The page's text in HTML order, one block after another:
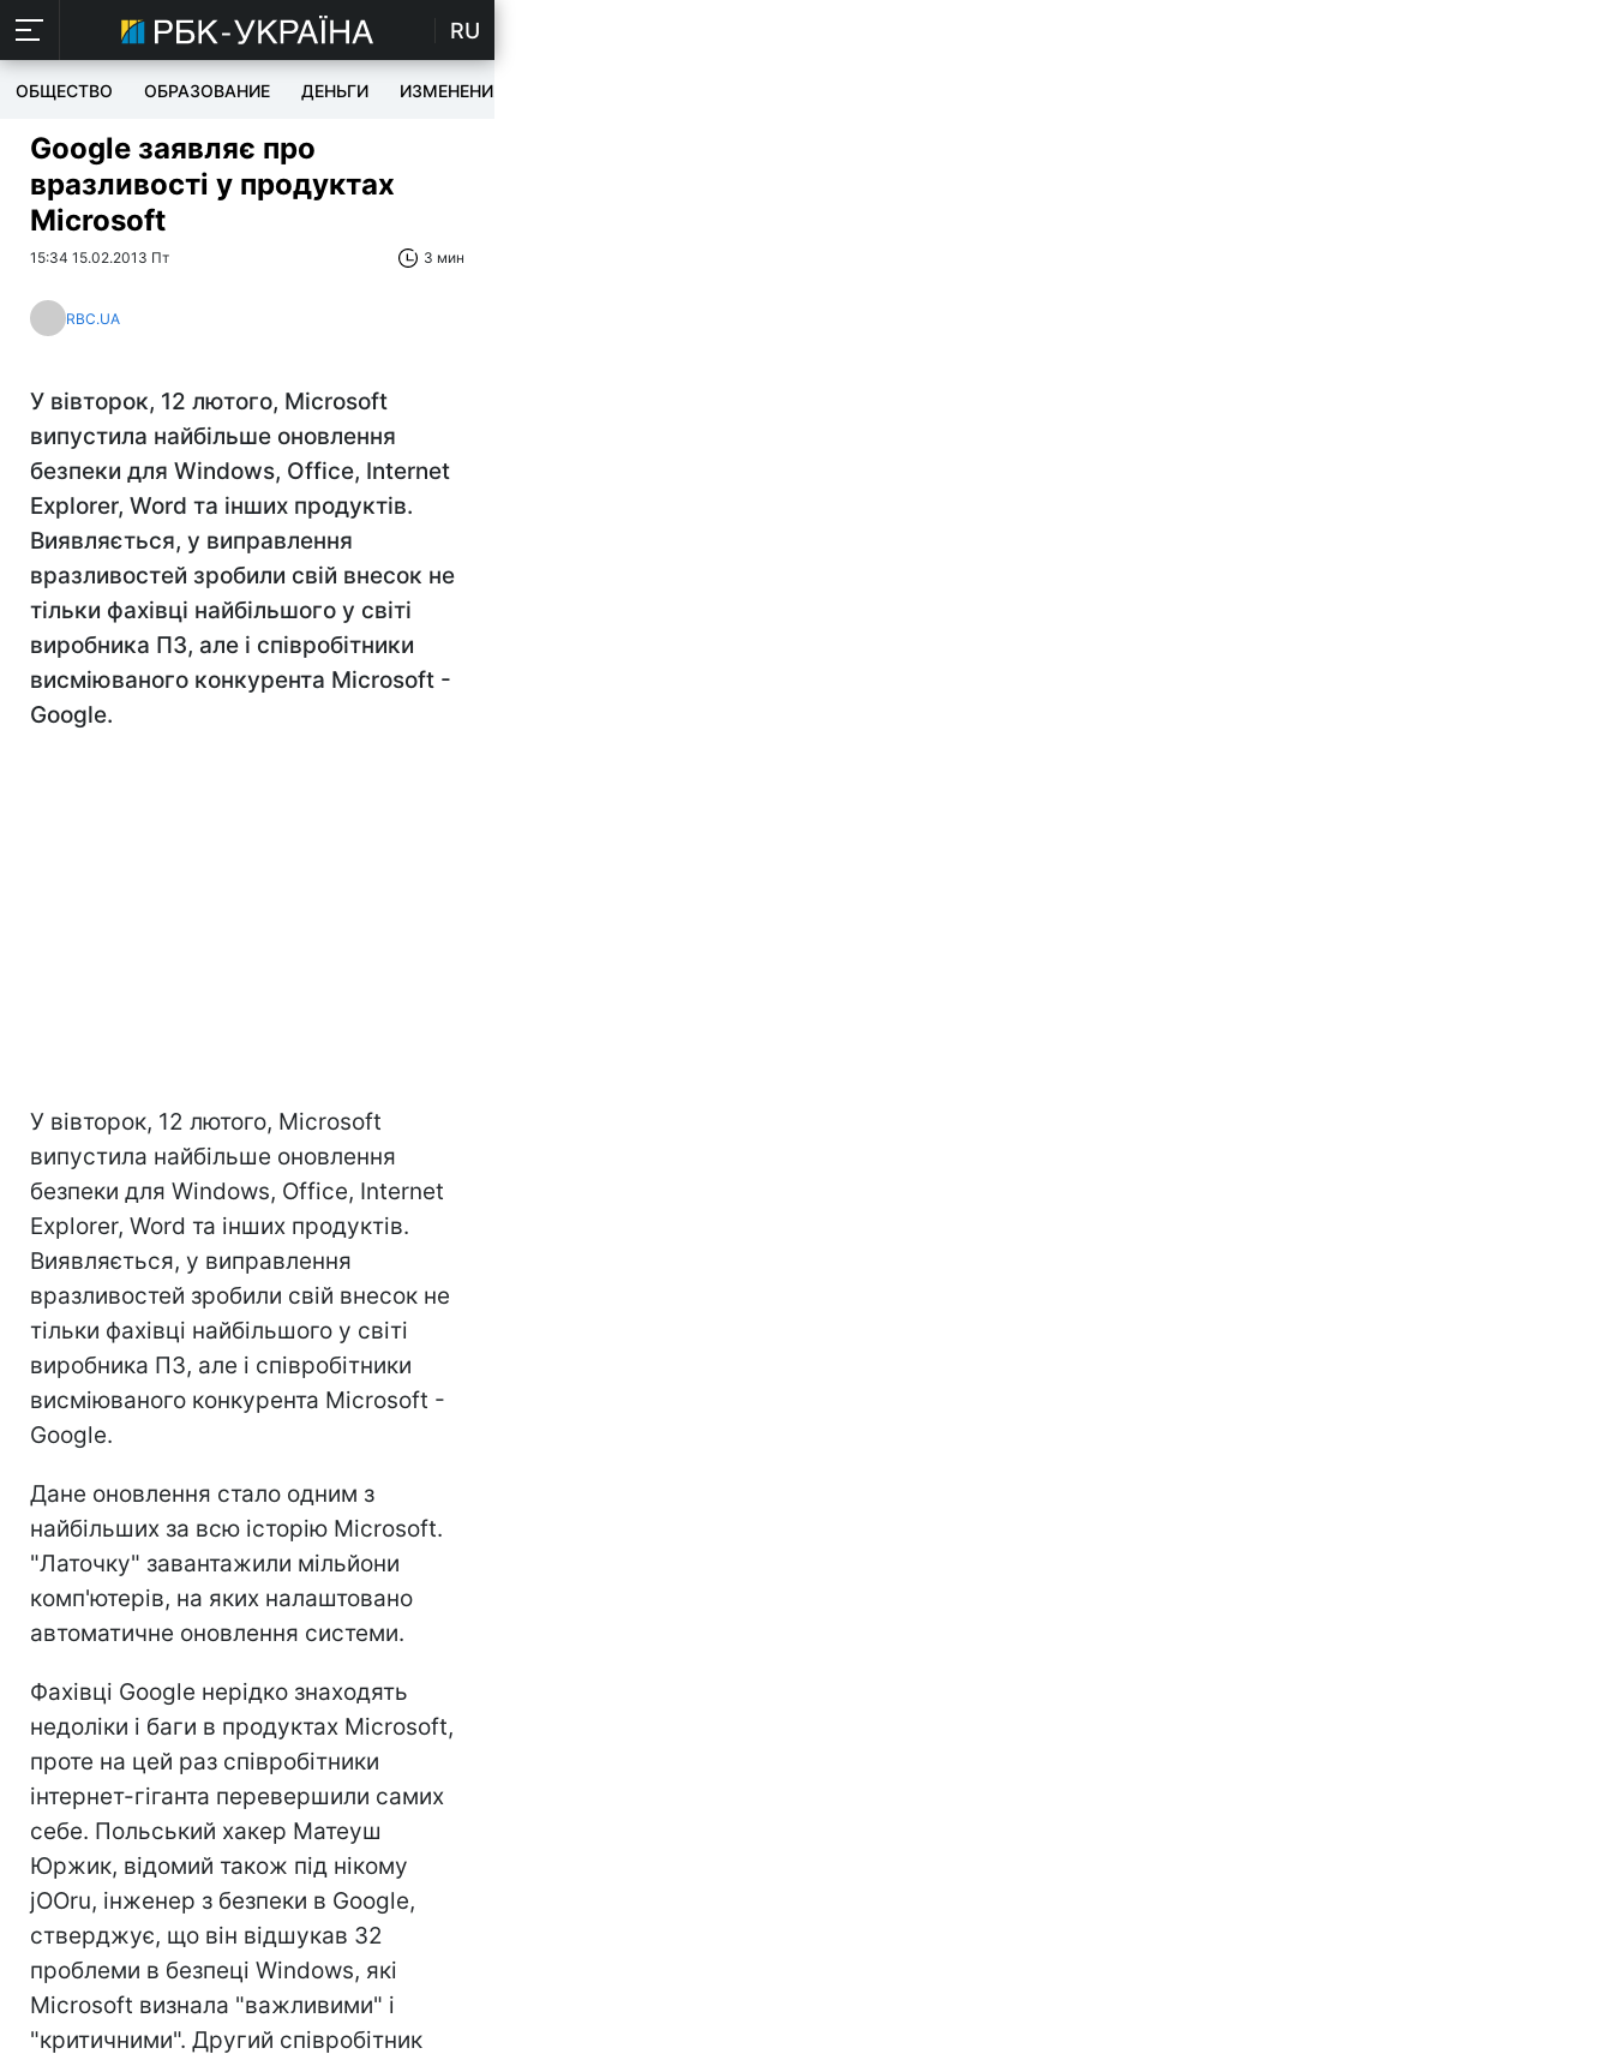
RU
ОБЩЕСТВО ОБРАЗОВАНИЕ ДЕНЬГИ ИЗМЕНЕНИЯ
Google заявляє про
вразливості у продуктах
Microsoft
15:34 15.02.2013 Пт 3 мин
RBC.UA
У вівторок, 12 лютого, Microsoft
випустила найбільше оновлення
безпеки для Windows, Office, Internet
Explorer, Word та інших продуктів.
Виявляється, у виправлення
вразливостей зробили свій внесок не
тільки фахівці найбільшого у світі
виробника ПЗ, але і співробітники
висміюваного конкурента Microsoft -
Google.
У вівторок, 12 лютого, Microsoft
випустила найбільше оновлення
безпеки для Windows, Office, Internet
Explorer, Word та інших продуктів.
Виявляється, у виправлення
вразливостей зробили свій внесок не
тільки фахівці найбільшого у світі
виробника ПЗ, але і співробітники
висміюваного конкурента Microsoft -
Google.
Дане оновлення стало одним з
найбільших за всю історію Microsoft.
"Латочку" завантажили мільйони
комп'ютерів, на яких налаштовано
автоматичне оновлення системи.
Фахівці Google нерідко знаходять
недоліки і баги в продуктах Microsoft,
проте на цей раз співробітники
інтернет-гіганта перевершили самих
себе. Польський хакер Матеуш
Юржик, відомий також під нікому
jООru, інженер з безпеки в Google,
стверджує, що він відшукав 32
проблеми в безпеці Windows, які
Microsoft визнала "важливими" і
"критичними". Другий співробітник